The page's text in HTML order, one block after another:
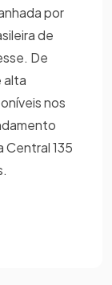
por
de
De
alta
nos
Central 135